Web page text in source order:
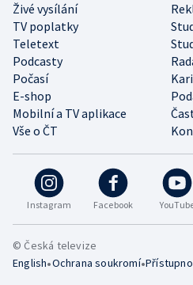
Instagram Facebook
Živé vysílání
TV poplatky
Teletext
Podcasty
Počasí
E-shop
Mobilní a TV aplikace
Vše o ČT
© Česká televize
English•Ochrana soukromí•